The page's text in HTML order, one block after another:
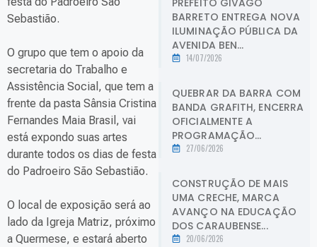
Sebastião.
O grupo que tem o apoio da
secretaria do Trabalho e
Assistência Social, que tem a
frente da pasta Sânsia Cristina
Fernandes Maia Brasil, vai
está expondo suas artes
durante todos os dias de festa
do Padroeiro São Sebastião.
O local de exposição será ao
lado da Igreja Matriz, próximo
a Quermese, e estará aberto
BARRETO ENTREGA NOVA
ILUMINAÇÃO PÚBLICA DA
AVENIDA BEN...
14/07/2026
QUEBRAR DA BARRA COM
BANDA GRAFITH, ENCERRA
OFICIALMENTE A
PROGRAMAÇÃO...
27/06/2026
CONSTRUÇÃO DE MAIS
UMA CRECHE, MARCA
AVANÇO NA EDUCAÇÃO
DOS CARAUBENSE...
20/06/2026